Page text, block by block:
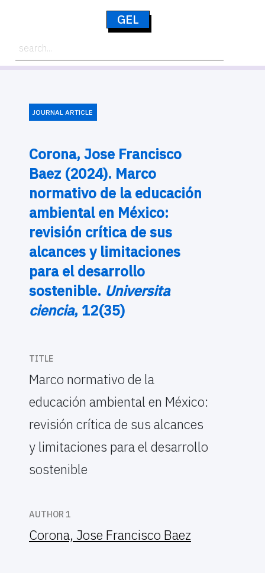
GEL
JOURNAL ARTICLE
Corona, Jose Francisco
Baez (2024). Marco
normativo de la educación
ambiental en México:
revisión crítica de sus
alcances y limitaciones
para el desarrollo
sostenible. Universita
ciencia, 12(35)
TITLE
Marco normativo de la
educación ambiental en México:
revisión crítica de sus alcances
y limitaciones para el desarrollo
sostenible
AUTHOR 1
Corona, Jose Francisco Baez